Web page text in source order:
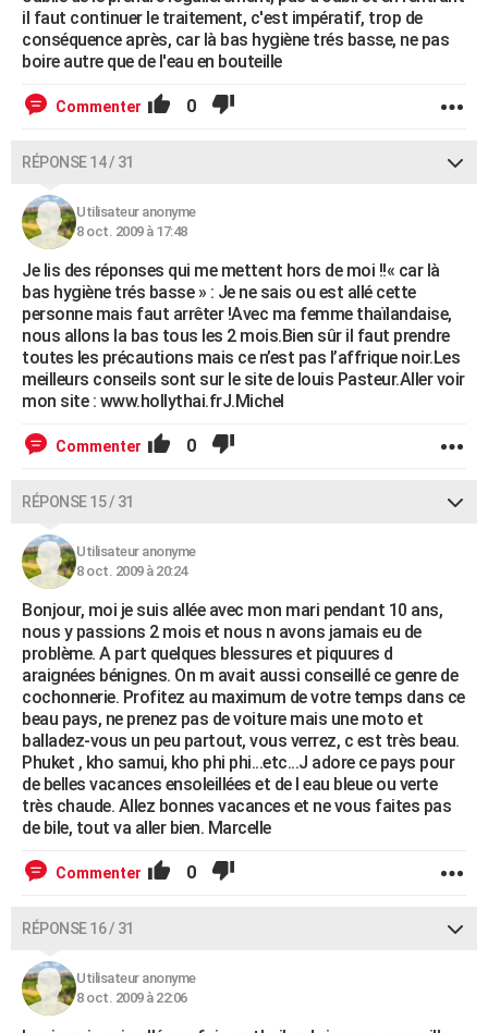
il faut continuer le traitement, c'est impératif, trop de
conséquence après, car là bas hygiène trés basse, ne pas
boire autre que de l'eau en bouteille
Commenter 0
RÉPONSE 14 / 31
Utilisateur anonyme
8 oct. 2009 à 17:48
Je lis des réponses qui me mettent hors de moi !!« car là
bas hygiène trés basse » : Je ne sais ou est allé cette
personne mais faut arrêter !Avec ma femme thaïlandaise,
nous allons la bas tous les 2 mois.Bien sûr il faut prendre
toutes les précautions mais ce n’est pas l’affrique noir.Les
meilleurs conseils sont sur le site de louis Pasteur.Aller voir
mon site : www.hollythai.frJ.Michel
Commenter 0
RÉPONSE 15 / 31
Utilisateur anonyme
8 oct. 2009 à 20:24
Bonjour, moi je suis allée avec mon mari pendant 10 ans,
nous y passions 2 mois et nous n avons jamais eu de
problème. A part quelques blessures et piquures d
araignées bénignes. On m avait aussi conseillé ce genre de
cochonnerie. Profitez au maximum de votre temps dans ce
beau pays, ne prenez pas de voiture mais une moto et
balladez-vous un peu partout, vous verrez, c est très beau.
Phuket , kho samui, kho phi phi...etc...J adore ce pays pour
de belles vacances ensoleillées et de l eau bleue ou verte
très chaude. Allez bonnes vacances et ne vous faites pas
de bile, tout va aller bien. Marcelle
Commenter 0
RÉPONSE 16 / 31
Utilisateur anonyme
8 oct. 2009 à 22:06